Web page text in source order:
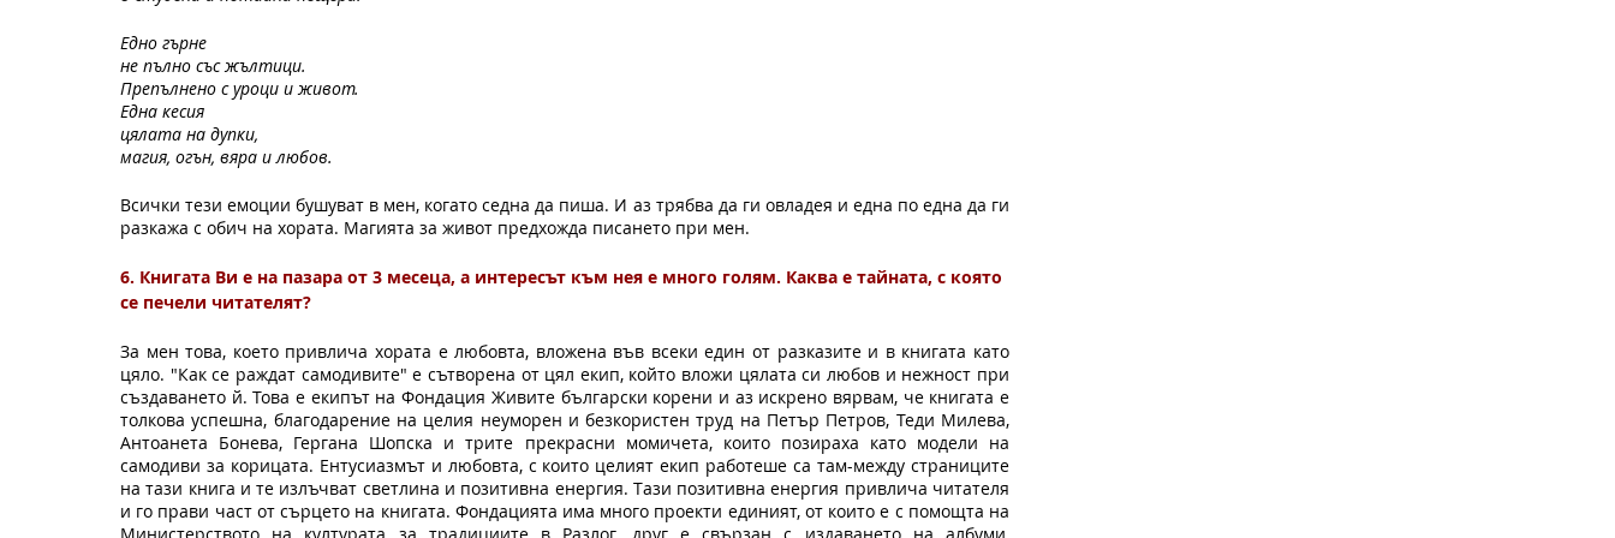
Едно гърне
не пълно със жълтици.
Препълнено с уроци и живот.
Една кесия
цялата на дупки,
магия, огън, вяра и любов.
Всички тези емоции бушуват в мен, когато седна да пиша. И аз трябва да ги овладея и една по една да ги
разкажа с обич на хората. Магията за живот предхожда писането при мен.
6. Книгата Ви е на пазара от 3 месеца, а интересът към нея е много голям. Каква е тайната, с която
се печели читателят?
За мен това, което привлича хората е любовта, вложена във всеки един от разказите и в книгата като
цяло. "Как се раждат самодивите" е сътворена от цял екип, който вложи цялата си любов и нежност при
създаването й. Това е екипът на Фондация Живите български корени и аз искрено вярвам, че книгата е
толкова успешна, благодарение на целия неуморен и безкористен труд на Петър Петров, Теди Милева,
Антоанета Бонева, Гергана Шопска и трите прекрасни момичета, които позираха като модели на
самодиви за корицата. Ентусиазмът и любовта, с които целият екип работеше са там-между страниците
на тази книга и те излъчват светлина и позитивна енергия. Тази позитивна енергия привлича читателя
и го прави част от сърцето на книгата. Фондацията има много проекти единият, от които е с помощта на
Министерството на културата за традициите в Разлог, друг е свързан с издаването на албуми,